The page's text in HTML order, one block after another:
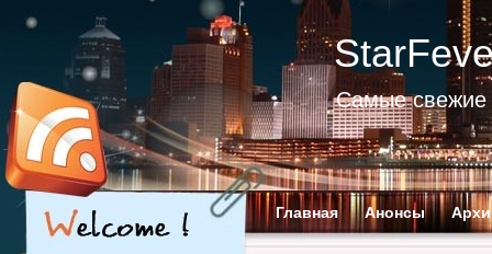
Самые свежие
Главная Анонсы